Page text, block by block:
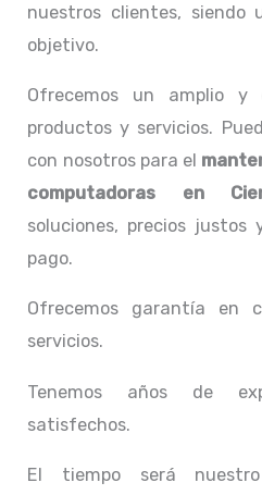
nuestros clientes, siendo
objetivo.
Ofrecemos un amplio y
productos y servicios.
con nosotros para el
computadoras en
soluciones, precios
pago.
Ofrecemos garantía en
servicios.
Tenemos años de
satisfechos.
El tiempo será